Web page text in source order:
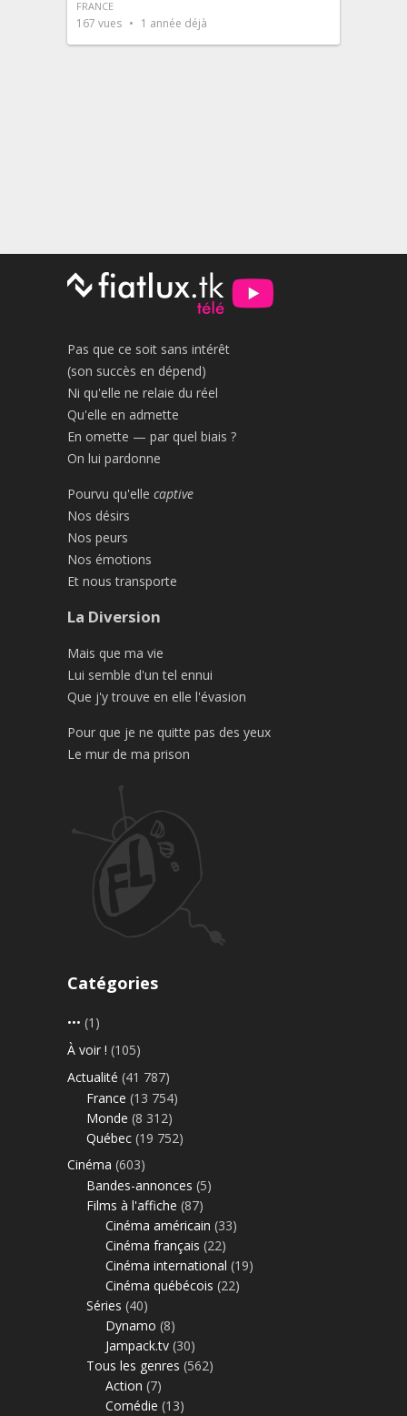
FRANCE
167 vues 1 année déjà
Pas que ce soit sans intérêt
(son succès en dépend)
Ni qu'elle ne relaie du réel
Qu'elle en admette
En omette — par quel biais ?
On lui pardonne
Pourvu qu'elle captive
Nos désirs
Nos peurs
Nos émotions
Et nous transporte
La Diversion
Mais que ma vie
Lui semble d'un tel ennui
Que j'y trouve en elle l'évasion
Pour que je ne quitte pas des yeux
Le mur de ma prison
Catégories
••• (1)
À voir ! (105)
Actualité (41 787)
France (13 754)
Monde (8 312)
Québec (19 752)
Cinéma (603)
Bandes-annonces (5)
Films à l'affiche (87)
Cinéma américain (33)
Cinéma français (22)
Cinéma international (19)
Cinéma québécois (22)
Séries (40)
Dynamo (8)
Jampack.tv (30)
Tous les genres (562)
Action (7)
Comédie (13)